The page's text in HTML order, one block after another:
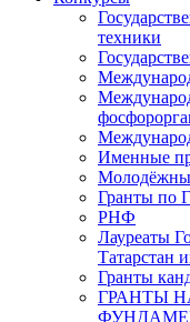
техники
Именные
Гранты по
РНФ
Лауреаты
Татарстан
Гранты
ГРАНТЫ